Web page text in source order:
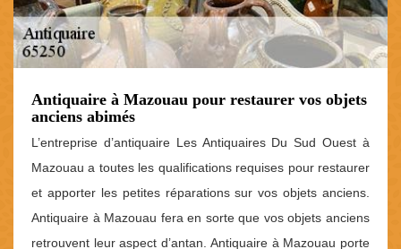
Antiquaire à Mazouau pour restaurer vos objets
anciens abimés
L’entreprise d’antiquaire Les Antiquaires Du Sud Ouest à
Mazouau a toutes les qualifications requises pour restaurer
et apporter les petites réparations sur vos objets anciens.
Antiquaire à Mazouau fera en sorte que vos objets anciens
retrouvent leur aspect d’antan. Antiquaire à Mazouau porte